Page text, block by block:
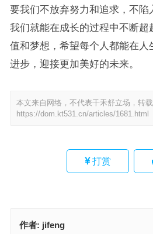
要我们不放弃努力和追求，不陷
我们就能在成长的过程中不断超
值和梦想，希望每个人都能在人
进步，迎接更加美好的未来。
本文来自网络，不代表千禾舒立场，转载
https://dom.kt531.cn/articles/1681.html
打赏
作者: jifeng